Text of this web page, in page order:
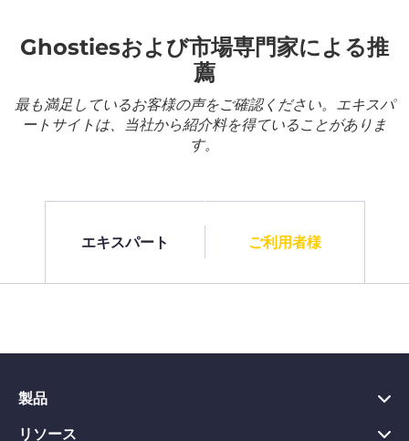
Ghostiesおよび市場専門家による推
薦
最も満足しているお客様の声をご確認ください。エキスパ
ートサイトは、当社から紹介料を得ていることがありま
す。
エキスパート ご利用者様
製品
PC向けVPN
リソース